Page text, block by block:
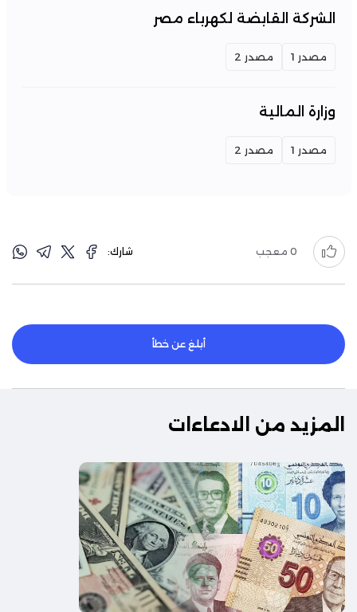
الشركة القابضة لكهرباء مصر
مصدر 1 مصدر 2
وزارة المالية
مصدر 1 مصدر 2
0 معجب شارك:
أبلغ عن خطأ
المزيد من الادعاءات